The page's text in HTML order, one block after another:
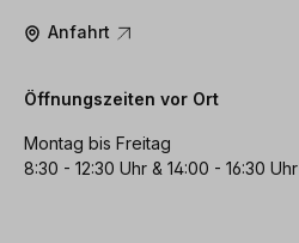
Anfahrt
Öffnungszeiten vor Ort
Montag bis Freitag
8:30 - 12:30 Uhr & 14:00 - 16:30 Uhr